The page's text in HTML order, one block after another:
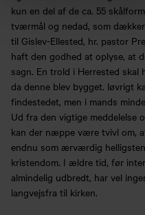
kun en del af de ca. 55
tværmål og nedad, som
til Gislev-Ellested, hr. pastor
haft den godhed at oplyse, at
sagn. En trold i Herrested skal
da denne blev bygget. løvrigt
findestedet, men i mands
Ud fra den vigtige meddelelse
kan der næppe være tvivl om,
endnu som ærværdig
kristendom. I ældre tid, før
almindelig udbredt, har vel
langvejsfra til kirken.